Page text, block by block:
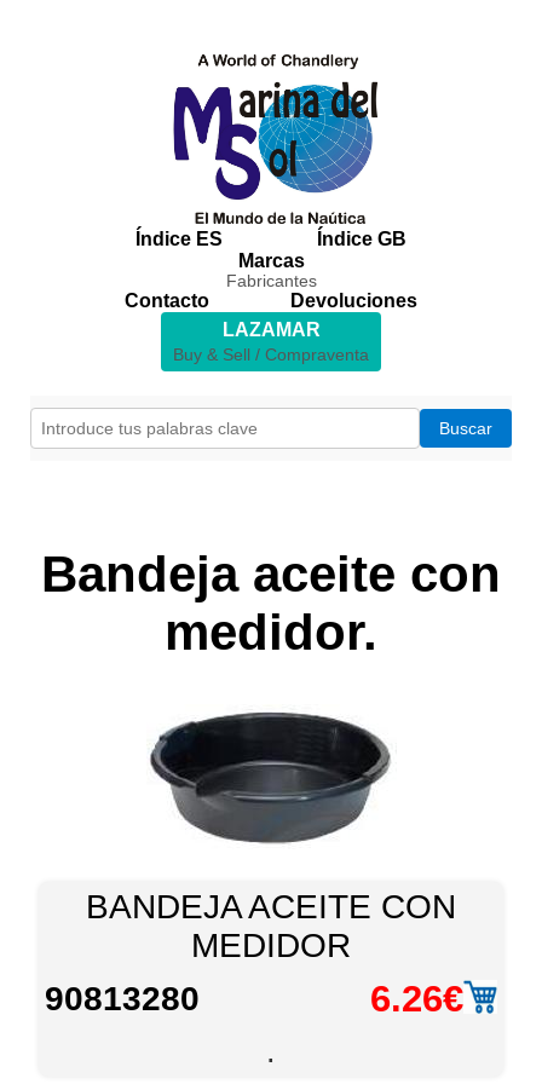
Índice ES
Índice GB
Marcas
Fabricantes
Contacto
Devoluciones
LAZAMAR
Buy & Sell / Compraventa
Bandeja aceite con
medidor.
BANDEJA ACEITE CON
MEDIDOR
90813280
6.26€
.